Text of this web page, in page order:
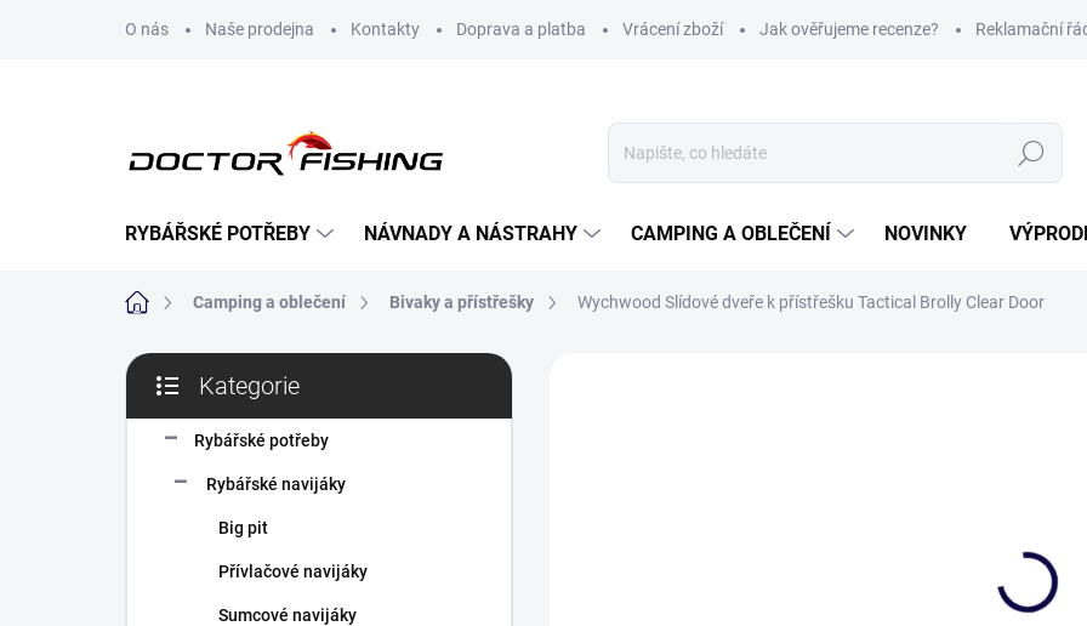
O nás Naše prodejna Kontakty Doprava a platba Vrácení zboží Jak ověřujeme recenze? Reklamační
Hledat
RYBÁŘSKÉ POTŘEBY NÁVNADY A NÁSTRAHY CAMPING A OBLEČENÍ NOVINKY
Domů Camping a oblečení Bivaky a přístřešky Wychwood Slídové dveře k přístřešku Tactical Brolly Clear Door
P
s
kategorie
Kategorie
Rybářské potřeby
Rybářské navijáky
Big pit
Přívlačové navijáky
Sumcové navijáky